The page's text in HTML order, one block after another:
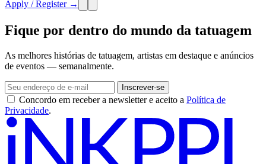
Apply / Register →
Fique por dentro do mundo da tatuagem
As melhores histórias de tatuagem, artistas em destaque e anúncios
de eventos — semanalmente.
Inscrever-se
Concordo em receber a newsletter e aceito a Política de
Privacidade.